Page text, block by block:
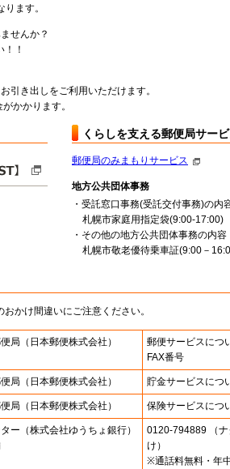
ます。
せんか？
！
引き出しをご利用いただけます。
かかります。
くらしを支える郵便局サー
郵便局のみまもりサービス
地方公共団体事務
・受託窓口事務(受託交付事務)の内
札幌市家庭用指定袋(9:00-17:00)
・その他の地方公共団体事務の内容
札幌市敬老優待乗車証(9:00－
かけ間違いにご注意ください。
局 （日本郵便株式会社） 郵便サービスにつ
FAX番号
局 （日本郵便株式会社） 貯金サービスにつ
局 （日本郵便株式会社） 保険サービスにつ
ー （株式会社ゆうちょ銀行）
0120-794889 （
け）
※通話料無料・年